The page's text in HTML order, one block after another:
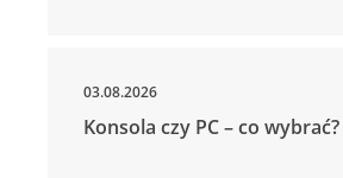
03.08.2026
Konsola czy PC – co wybrać?